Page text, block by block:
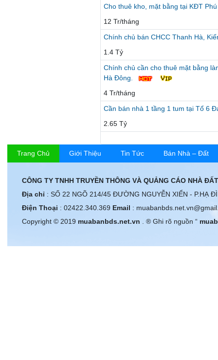
Cho thuê kho, mặt bằng tại KĐT
12 Tr/tháng
Chính chủ bán CHCC Thanh Hà,
1.4 Tỷ
Chính chủ cần cho thuê mặt bằng
Hà Đông.
4 Tr/tháng
Cần bán nhà 1 tầng 1 tum tại Tổ 6
2.65 Tỷ
Trang Chủ Giới Thiệu Tin Tức Bán Nhà – Đất
CÔNG TY TNHH TRUYỀN THÔNG VÀ QUẢNG CÁO NHÀ
Địa chỉ : SỐ 22 NGÕ 214/45 ĐƯỜNG NGUYỄN XIỂN - P.HẠ
Điện Thoại : 02422.340.369 Email :
Copyright © 2019 muabanbds.net.vn . ® Ghi rõ nguồn “